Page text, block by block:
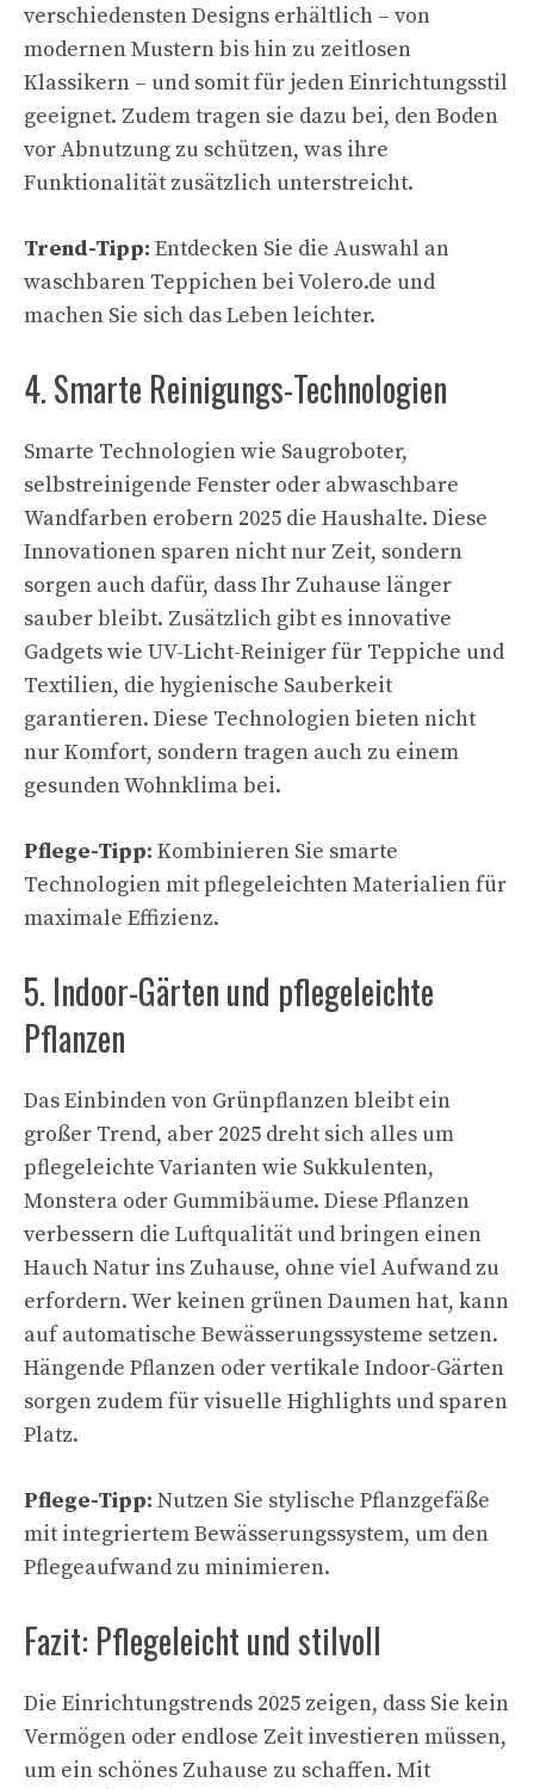
verschiedensten Designs erhältlich – von
modernen Mustern bis hin zu zeitlosen
Klassikern – und somit für jeden Einrichtungsstil
geeignet. Zudem tragen sie dazu bei, den Boden
vor Abnutzung zu schützen, was ihre
Funktionalität zusätzlich unterstreicht.
Trend-Tipp: Entdecken Sie die Auswahl an
waschbaren Teppichen bei Volero.de und
machen Sie sich das Leben leichter.
4. Smarte Reinigungs-Technologien
Smarte Technologien wie Saugroboter,
selbstreinigende Fenster oder abwaschbare
Wandfarben erobern 2025 die Haushalte. Diese
Innovationen sparen nicht nur Zeit, sondern
sorgen auch dafür, dass Ihr Zuhause länger
sauber bleibt. Zusätzlich gibt es innovative
Gadgets wie UV-Licht-Reiniger für Teppiche und
Textilien, die hygienische Sauberkeit
garantieren. Diese Technologien bieten nicht
nur Komfort, sondern tragen auch zu einem
gesunden Wohnklima bei.
Pflege-Tipp: Kombinieren Sie smarte
Technologien mit pflegeleichten Materialien für
maximale Effizienz.
5. Indoor-Gärten und pflegeleichte
Pflanzen
Das Einbinden von Grünpflanzen bleibt ein
großer Trend, aber 2025 dreht sich alles um
pflegeleichte Varianten wie Sukkulenten,
Monstera oder Gummibäume. Diese Pflanzen
verbessern die Luftqualität und bringen einen
Hauch Natur ins Zuhause, ohne viel Aufwand zu
erfordern. Wer keinen grünen Daumen hat, kann
auf automatische Bewässerungssysteme setzen.
Hängende Pflanzen oder vertikale Indoor-Gärten
sorgen zudem für visuelle Highlights und sparen
Platz.
Pflege-Tipp: Nutzen Sie stylische Pflanzgefäße
mit integriertem Bewässerungssystem, um den
Pflegeaufwand zu minimieren.
Fazit: Pflegeleicht und stilvoll
Die Einrichtungstrends 2025 zeigen, dass Sie kein
Vermögen oder endlose Zeit investieren müssen,
um ein schönes Zuhause zu schaffen. Mit